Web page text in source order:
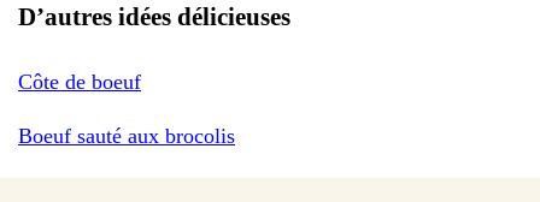
D’autres idées délicieuses
Côte de boeuf
Boeuf sauté aux brocolis